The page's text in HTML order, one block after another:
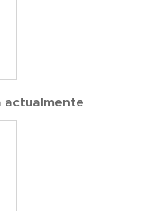
actualmente